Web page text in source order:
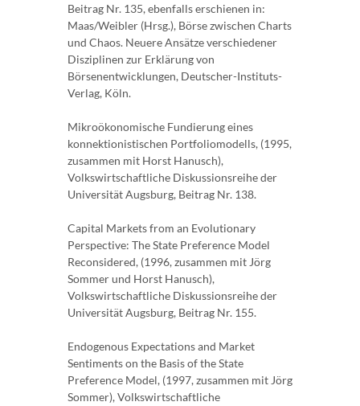
Beitrag Nr. 135, ebenfalls erschienen in:
Maas/Weibler (Hrsg.), Börse zwischen Charts
und Chaos. Neuere Ansätze verschiedener
Disziplinen zur Erklärung von
Börsenentwicklungen, Deutscher-Instituts-
Verlag, Köln.
Mikroökonomische Fundierung eines
konnektionistischen Portfoliomodells, (1995,
zusammen mit Horst Hanusch),
Volkswirtschaftliche Diskussionsreihe der
Universität Augsburg, Beitrag Nr. 138.
Capital Markets from an Evolutionary
Perspective: The State Preference Model
Reconsidered, (1996, zusammen mit Jörg
Sommer und Horst Hanusch),
Volkswirtschaftliche Diskussionsreihe der
Universität Augsburg, Beitrag Nr. 155.
Endogenous Expectations and Market
Sentiments on the Basis of the State
Preference Model, (1997, zusammen mit Jörg
Sommer), Volkswirtschaftliche